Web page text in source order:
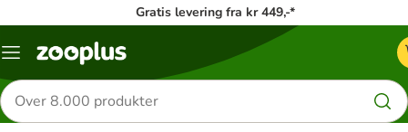
Gratis levering fra kr 449,-*
Menu
Søg
efter
produkter